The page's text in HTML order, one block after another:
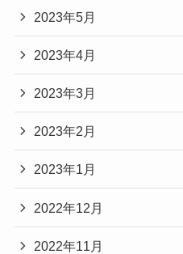
2023年5月
2023年4月
2023年3月
2023年2月
2023年1月
2022年12月
2022年11月